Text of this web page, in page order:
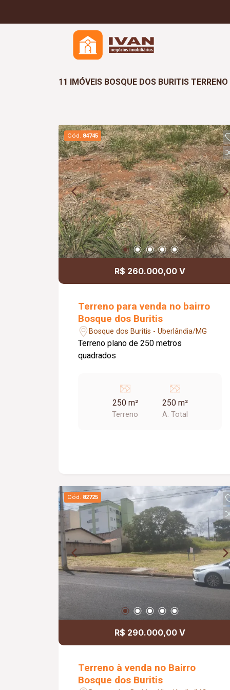
11 IMÓVEIS BOSQUE DOS BURITIS
Cód. 84745
R$ 260.000,00 V
Terreno para venda no bairro
Bosque dos Buritis
Bosque dos Buritis - Uberlândia/MG
Terreno plano de 250 metros
quadrados
250 m²
Terreno
250 m²
A. Total
Cód. 82725
R$ 290.000,00 V
Terreno à venda no Bairro
Bosque dos Buritis